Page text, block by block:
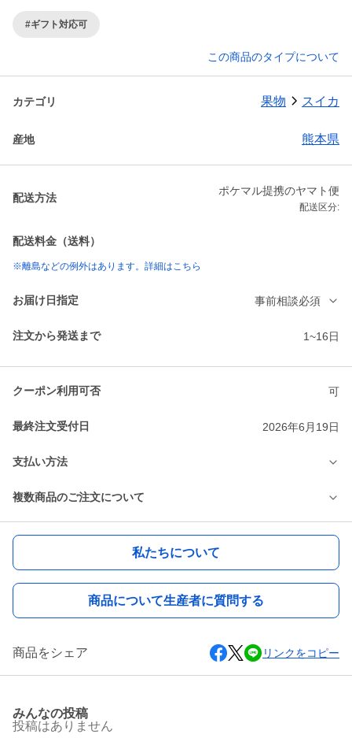
#ギフト対応可
この商品のタイプについて
カテゴリ 果物 スイカ
産地 熊本県
配送方法
ポケマル提携のヤマト便
配送区分:
配送料金（送料）
※離島などの例外はあります。詳細はこちら
お届け日指定 事前相談必須
注文から発送まで 1~16日
クーポン利用可否 可
最終注文受付日 2026年6月19日
支払い方法
複数商品のご注文について
私たちについて
商品について生産者に質問する
商品をシェア リンクをコピー
みんなの投稿
投稿はありません